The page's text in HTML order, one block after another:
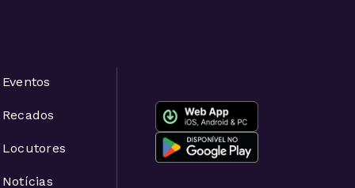
Eventos
Recados
Locutores
Notícias